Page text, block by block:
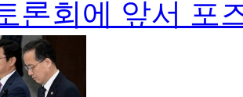
론회에 앞서 포